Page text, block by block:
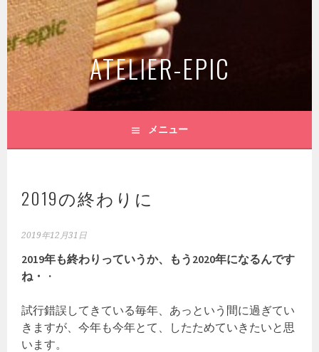
コ
ン
テ
ン
ツ
へ
ス
ッ
ATELIER-EPIC
メニュー
2019の終わりに
2019年12月31日
2019年も終わりっていうか、もう2020年になるんです
ね・
・
試行錯誤してきている毎年、あっという間に過ぎてい
きますが、今年も今年とて、したためていきたいと思
います。